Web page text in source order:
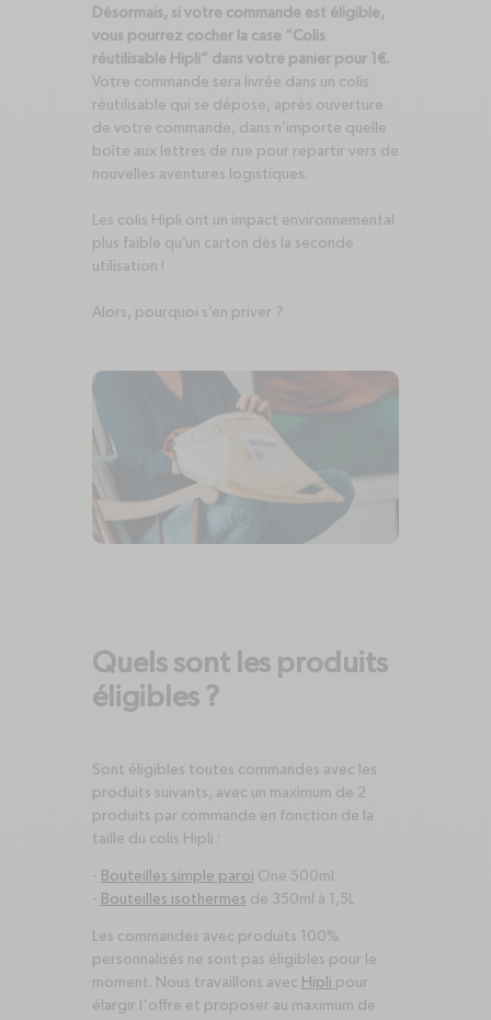
Désormais, si votre commande est éligible,
vous pourrez cocher la case “Colis
réutilisable Hipli” dans votre panier pour 1€.
Votre commande sera livrée dans un colis
réutilisable qui se dépose, après ouverture
de votre commande, dans n’importe quelle
boîte aux lettres de rue pour repartir vers de
nouvelles aventures logistiques.
Les colis Hipli ont un impact environnemental
plus faible qu’un carton dès la seconde
utilisation !
Alors, pourquoi s’en priver ?
Quels sont les produits
éligibles ?
Sont éligibles toutes commandes avec les
produits suivants, avec un maximum de 2
produits par commande en fonction de la
taille du colis Hipli :
- Bouteilles simple paroi One 500ml
- Bouteilles isothermes de 350ml à 1,5L
Les commandes avec produits 100%
personnalisés ne sont pas éligibles pour le
moment. Nous travaillons avec Hipli pour
élargir l'offre et proposer au maximum de